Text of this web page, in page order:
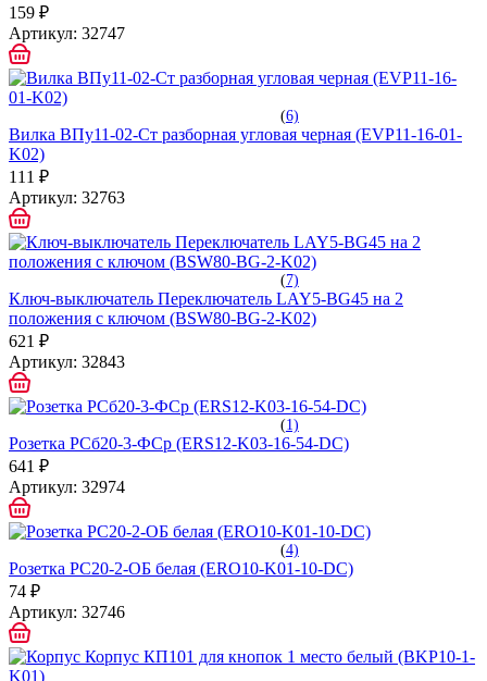
159 ₽
Артикул: 32747
(6)
Вилка ВПу11-02-Ст разборная угловая черная (EVP11-16-01-
K02)
111 ₽
Артикул: 32763
(7)
Ключ-выключатель Переключатель LAY5-BG45 на 2
положения с ключом (BSW80-BG-2-K02)
621 ₽
Артикул: 32843
(1)
Розетка РСб20-3-ФСр (ERS12-K03-16-54-DC)
641 ₽
Артикул: 32974
(4)
Розетка РС20-2-ОБ белая (ERO10-K01-10-DC)
74 ₽
Артикул: 32746